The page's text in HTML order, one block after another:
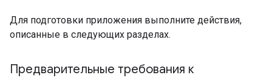
Для подготовки приложения выполните действия,
описанные в следующих разделах.
Предварительные требования к